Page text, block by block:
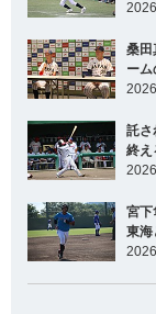
桑田
ー
託さ
終え
宮
東海